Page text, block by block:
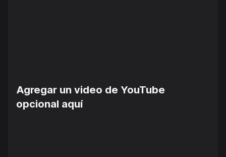
Agregar un video de YouTube
opcional aquí